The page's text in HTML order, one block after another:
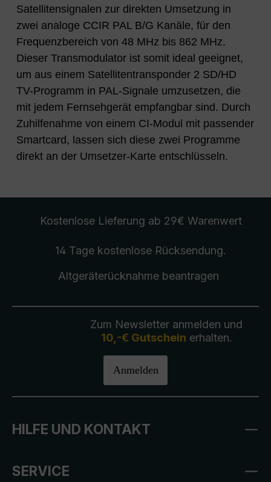
Satellitensignalen zur direkten Umsetzung in
zwei analoge CCIR PAL B/G Kanäle, für den
Frequenzbereich von 48 MHz bis 862 MHz.
Dieser Transmodulator ist somit ideal geeignet,
um aus einem Satellitentransponder 2 SD/HD
TV-Programm in PAL-Signale umzusetzen, die
mit jedem Fernsehgerät empfangbar sind. Durch
Zuhilfenahme von einem CI-Modul mit passender
Smartcard, lassen sich diese zwei Programme
direkt an der Umsetzer-Karte entschlüsseln.
Kostenlose Lieferung ab 29€ Warenwert
14 Tage kostenlose Rücksendung.
Altgeräterücknahmebeantragen
Zum Newsletter anmelden und
10,-€ Gutschein erhalten.
Anmelden
HILFE UND KONTAKT
SERVICE